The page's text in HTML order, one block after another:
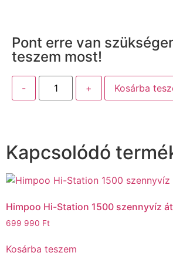
Pont erre van
teszem most!
- + Kosárba
Kapcsolódó
Himpoo Hi-Station 1500 szennyvíz
699 990 Ft
Kosárba teszem